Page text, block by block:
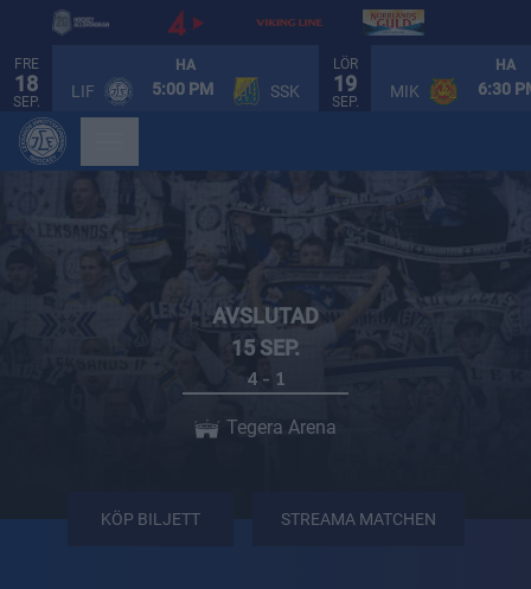
FRE
18
SEP.
HA
LIF 5:00 PM SSK
LÖR
19
SEP.
HA
MIK 6:30
Leksands IF - SDE Hockey
AVSLUTAD
15 SEP.
4- 1
Tegera Arena
KÖP BILJETT STREAMA MATCHEN